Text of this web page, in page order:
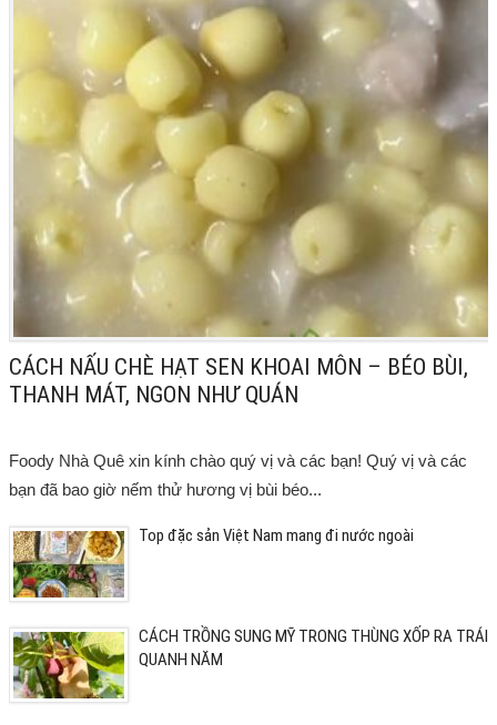
CÁCH NẤU CHÈ HẠT SEN KHOAI MÔN – BÉO BÙI,
THANH MÁT, NGON NHƯ QUÁN
Foody Nhà Quê xin kính chào quý vị và các bạn! Quý vị và các
bạn đã bao giờ nếm thử hương vị bùi béo...
Top đặc sản Việt Nam mang đi nước ngoài
CÁCH TRỒNG SUNG MỸ TRONG THÙNG XỐP RA TRÁI
QUANH NĂM